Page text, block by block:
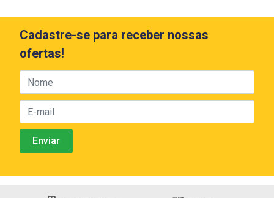
Cadastre-se para receber nossas
ofertas!